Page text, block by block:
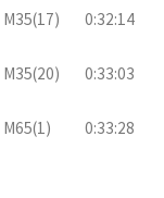
M35(17) 0:32:14
M35(20) 0:33:03
M65(1) 0:33:28